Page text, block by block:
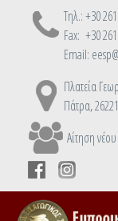
Τηλ.: +30
Fax: +30
Email:
Πλατεία
Πάτρα,
Αίτηση